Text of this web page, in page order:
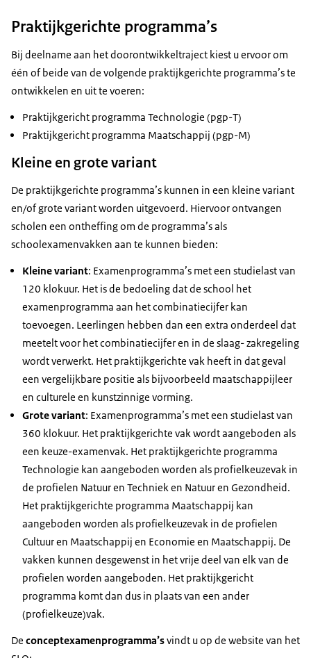
Praktijkgerichte programma’s
Bij deelname aan het doorontwikkeltraject kiest u ervoor om
één of beide van de volgende praktijkgerichte programma’s te
ontwikkelen en uit te voeren:
Praktijkgericht programma Technologie (pgp-T)
Praktijkgericht programma Maatschappij (pgp-M)
Kleine en grote variant
De praktijkgerichte programma’s kunnen in een kleine variant
en/of grote variant worden uitgevoerd. Hiervoor ontvangen
scholen een ontheffing om de programma’s als
schoolexamenvakken aan te kunnen bieden:
Kleine variant: Examenprogramma’s met een studielast van
120 klokuur. Het is de bedoeling dat de school het
examenprogramma aan het combinatiecijfer kan
toevoegen. Leerlingen hebben dan een extra onderdeel dat
meetelt voor het combinatiecijfer en in de slaag- zakregeling
wordt verwerkt. Het praktijkgerichte vak heeft in dat geval
een vergelijkbare positie als bijvoorbeeld maatschappijleer
en culturele en kunstzinnige vorming.
Grote variant: Examenprogramma’s met een studielast van
360 klokuur. Het praktijkgerichte vak wordt aangeboden als
een keuze-examenvak. Het praktijkgerichte programma
Technologie kan aangeboden worden als profielkeuzevak in
de profielen Natuur en Techniek en Natuur en Gezondheid.
Het praktijkgerichte programma Maatschappij kan
aangeboden worden als profielkeuzevak in de profielen
Cultuur en Maatschappij en Economie en Maatschappij. De
vakken kunnen desgewenst in het vrije deel van elk van de
profielen worden aangeboden. Het praktijkgericht
programma komt dan dus in plaats van een ander
(profielkeuze)vak.
De conceptexamenprogramma’svindt u op de website van het